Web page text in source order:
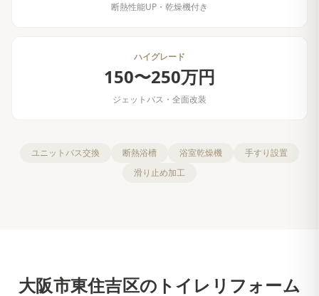
断熱性能UP・乾燥機付き
ハイグレード
150〜250万円
ジェットバス・全面改装
ユニットバス交換 断熱浴槽 浴室乾燥機
手すり設置
滑り止め加工
大阪市東住吉区の トイレリフォーム